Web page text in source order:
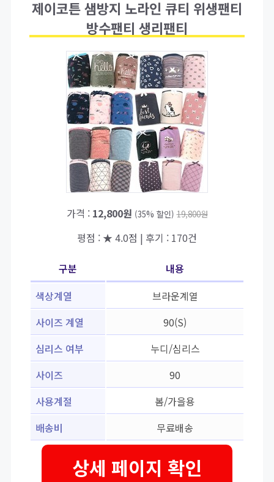
제이코튼 샘방지 노라인 큐티 위생팬티
방수팬티 생리팬티
가격 : 12,800원 (35% 할인) 19,800원
평점 : ★ 4.0점 | 후기 : 170건
구분
내용
색상계열
브라운계열
사이즈 계열
90(S)
심리스 여부
누디/심리스
사이즈
90
사용계절
봄/가을용
배송비
무료배송
상세 페이지 확인